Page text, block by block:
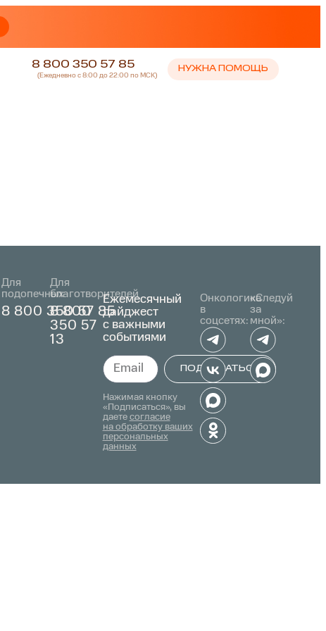
8 800 350 57 85
(Ежедневно с 8:00 до 22:00 по МСК)
НУЖНА ПОМОЩЬ
Для
подопечных
8 800 350 57 85
Для
благотворителей
8 800
350 57
13
Ежемесячный
дайджест
с важными
событиями
ПОДПИСАТЬСЯ
Нажимая кнопку
«Подписаться», вы
даете согласие
на обработку ваших
персональных
данных
Онкологика
в
соцсетях:
«Следуй
за
мной»: